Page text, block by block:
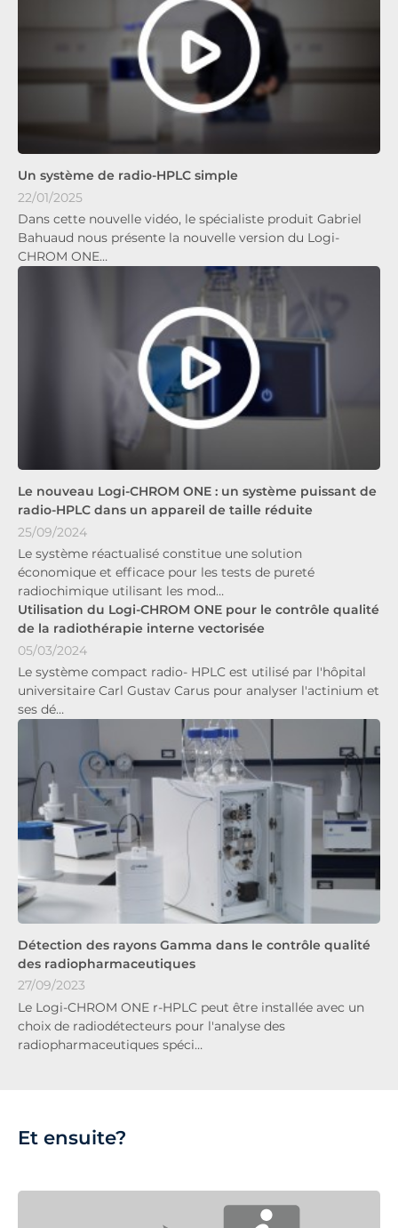
Un système de radio-HPLC simple
22/01/2025
Dans cette nouvelle vidéo, le spécialiste produit Gabriel
Bahuaud nous présente la nouvelle version du Logi-
CHROM ONE…
Le nouveau Logi-CHROM ONE : un système puissant de
radio-HPLC dans un appareil de taille réduite
25/09/2024
Le système réactualisé constitue une solution
économique et efficace pour les tests de pureté
radiochimique utilisant les mod…
Utilisation du Logi-CHROM ONE pour le contrôle qualité
de la radiothérapie interne vectorisée
05/03/2024
Le système compact radio- HPLC est utilisé par l'hôpital
universitaire Carl Gustav Carus pour analyser l'actinium et
ses dé…
Détection des rayons Gamma dans le contrôle qualité
des radiopharmaceutiques
27/09/2023
Le Logi-CHROM ONE r-HPLC peut être installée avec un
choix de radiodétecteurs pour l'analyse des
radiopharmaceutiques spéci…
Et ensuite?